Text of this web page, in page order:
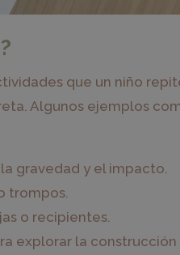
que un niño
Algunos ejemplos
gravedad y el impacto.
trompos.
o recipientes.
explorar la